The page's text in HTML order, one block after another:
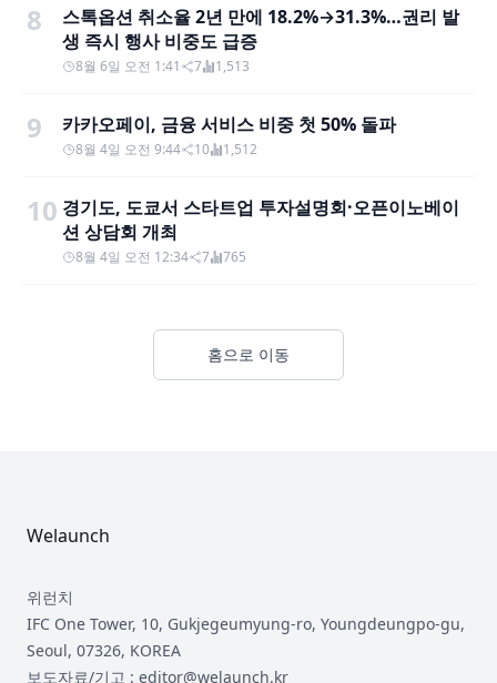
8
스톡옵션 취소율 2년 만에 18.2%→31.3%…권리 발
생 즉시 행사 비중도 급증
8월 6일 오전 1:41 7 1,513
9 카카오페이, 금융 서비스 비중 첫 50% 돌파
8월 4일 오전 9:44 10 1,512
10 경기도, 도쿄서 스타트업 투자설명회·오픈이노베이
션 상담회 개최
8월 4일 오전 12:34 7 765
홈으로 이동
Welaunch
위런치
IFC One Tower, 10, Gukjegeumyung-ro, Youngdeungpo-gu,
Seoul, 07326, KOREA
보도자료/기고 : editor@welaunch.kr